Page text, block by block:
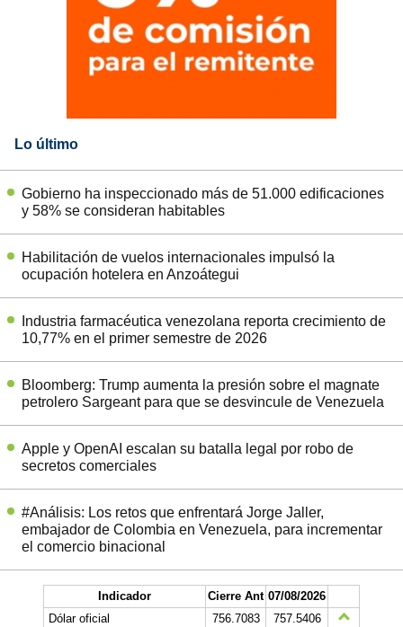
Lo último
Gobierno ha inspeccionado más de 51.000 edificaciones
y 58% se consideran habitables
Habilitación de vuelos internacionales impulsó la
ocupación hotelera en Anzoátegui
Industria farmacéutica venezolana reporta crecimiento de
10,77% en el primer semestre de 2026
Bloomberg: Trump aumenta la presión sobre el magnate
petrolero Sargeant para que se desvincule de Venezuela
Apple y OpenAI escalan su batalla legal por robo de
secretos comerciales
#Análisis: Los retos que enfrentará Jorge Jaller,
embajador de Colombia en Venezuela, para incrementar
el comercio binacional
Indicador Cierre Ant 07/08/2026
Dólar oficial
756.7083
757.5406